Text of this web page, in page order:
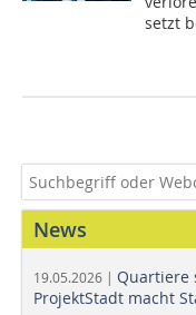
setzt
News
19.05.2026 | Quartiere
ProjektStadt macht